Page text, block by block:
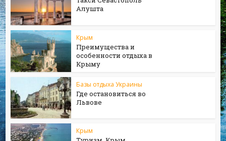
Алушта
Крым
Преимущества и
особенности отдыха в
Крыму
Базы отдыха Украины
Где остановиться во
Львове
Крым